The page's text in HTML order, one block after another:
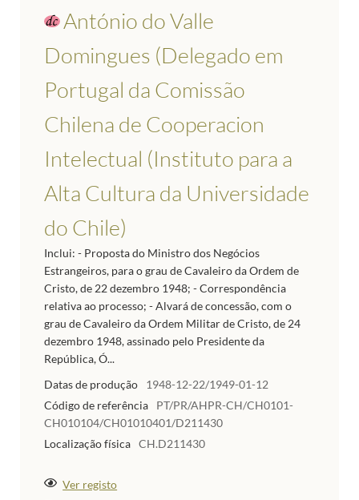
António do Valle
Domingues (Delegado em
Portugal da Comissão
Chilena de Cooperacion
Intelectual (Instituto para a
Alta Cultura da Universidade
do Chile)
Inclui: - Proposta do Ministro dos Negócios
Estrangeiros, para o grau de Cavaleiro da Ordem de
Cristo, de 22 dezembro 1948; - Correspondência
relativa ao processo; - Alvará de concessão, com o
grau de Cavaleiro da Ordem Militar de Cristo, de 24
dezembro 1948, assinado pelo Presidente da
República, Ó...
Datas de produção
1948-12-22/1949-01-12
Código de referência
PT/PR/AHPR-CH/CH0101-
CH010104/CH01010401/D211430
Localização física CH.D211430
Ver registo